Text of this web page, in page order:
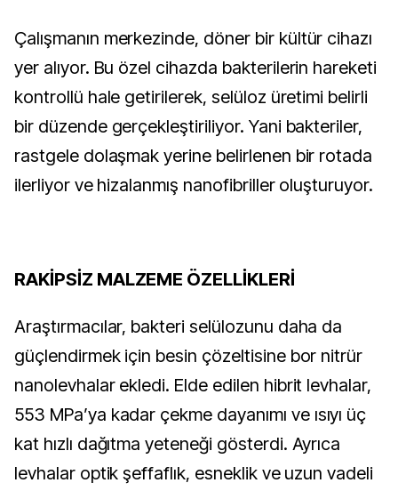
Çalışmanın merkezinde, döner bir kültür cihazı
yer alıyor. Bu özel cihazda bakterilerin hareketi
kontrollü hale getirilerek, selüloz üretimi belirli
bir düzende gerçekleştiriliyor. Yani bakteriler,
rastgele dolaşmak yerine belirlenen bir rotada
ilerliyor ve hizalanmış nanofibriller oluşturuyor.
RAKİPSİZ MALZEME ÖZELLİKLERİ
Araştırmacılar, bakteri selülozunu daha da
güçlendirmek için besin çözeltisine bor nitrür
nanolevhalar ekledi. Elde edilen hibrit levhalar,
553 MPa’ya kadar çekme dayanımı ve ısıyı üç
kat hızlı dağıtma yeteneği gösterdi. Ayrıca
levhalar optik şeffaflık, esneklik ve uzun vadeli